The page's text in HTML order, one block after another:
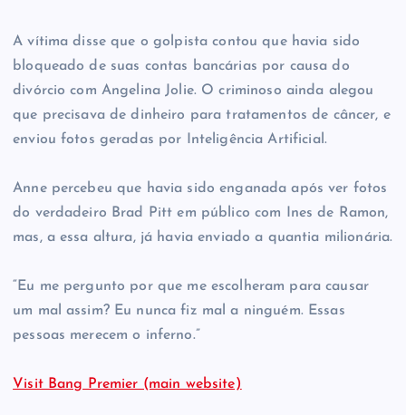
A vítima disse que o golpista contou que havia sido
bloqueado de suas contas bancárias por causa do
divórcio com Angelina Jolie. O criminoso ainda alegou
que precisava de dinheiro para tratamentos de câncer, e
enviou fotos geradas por Inteligência Artificial.
Anne percebeu que havia sido enganada após ver fotos
do verdadeiro Brad Pitt em público com Ines de Ramon,
mas, a essa altura, já havia enviado a quantia milionária.
“Eu me pergunto por que me escolheram para causar
um mal assim? Eu nunca fiz mal a ninguém. Essas
pessoas merecem o inferno.”
Visit Bang Premier (main website)